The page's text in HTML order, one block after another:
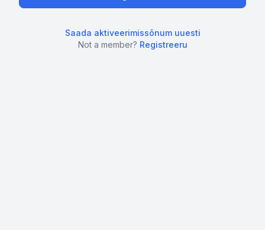
Saada aktiveerimissõnum uuesti
Not a member? Registreeru